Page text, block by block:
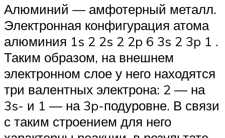
Алюминий — амфотерный металл.
Электронная конфигурация атома
алюминия 1s 2 2s 2 2p 6 3s 2 3p 1 .
Таким образом, на внешнем
электронном слое у него находятся
три валентных электрона: 2 — на
3s- и 1 — на 3p-подуровне. В связи
с таким строением для него